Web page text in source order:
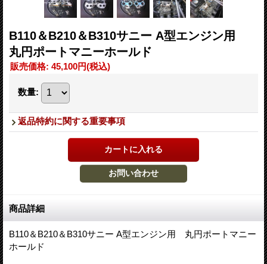
B110＆B210＆B310サニー A型エンジン用
丸円ポートマニーホールド
販売価格: 45,100円(税込)
数量:
返品特約に関する重要事項
商品詳細
B110＆B210＆B310サニー A型エンジン用 丸円ポートマニー
ホールド